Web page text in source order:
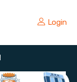
Login